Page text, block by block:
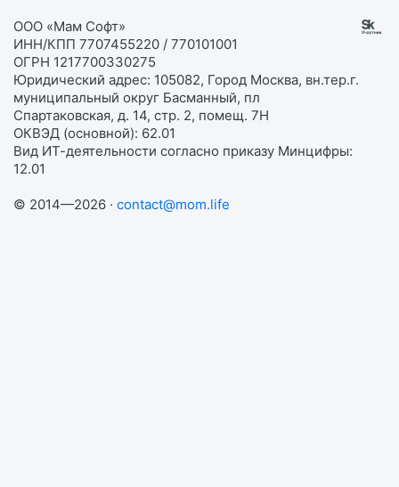
ООО «Мам Софт»
ИНН/КПП 7707455220 / 770101001
ОГРН 1217700330275
Юридический адрес: 105082, Город Москва, вн.тер.г.
муниципальный округ Басманный, пл
Спартаковская, д. 14, стр. 2, помещ. 7Н
ОКВЭД (основной): 62.01
Вид ИТ-деятельности согласно приказу Минцифры:
12.01
© 2014—2026 · contact@mom.life